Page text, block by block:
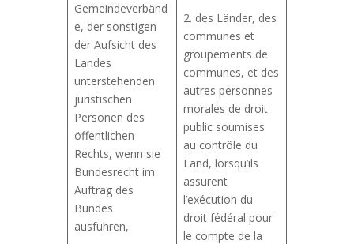
Gemeindeverbänd
e, der sonstigen
der Aufsicht des
Landes
unterstehenden
juristischen
Personen des
öffentlichen
Rechts, wenn sie
Bundesrecht im
Auftrag des
Bundes
ausführen,
2. des Länder, des
communes et
groupements de
communes, et des
autres personnes
morales de droit
public soumises
au contrôle du
Land, lorsqu’ils
assurent
l’exécution du
droit fédéral pour
le compte de la